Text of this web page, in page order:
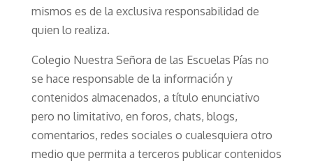
mismos es de la exclusiva responsabilidad de
quien lo realiza.
Colegio Nuestra Señora de las Escuelas Pías no
se hace responsable de la información y
contenidos almacenados, a título enunciativo
pero no limitativo, en foros, chats, blogs,
comentarios, redes sociales o cualesquiera otro
medio que permita a terceros publicar contenidos